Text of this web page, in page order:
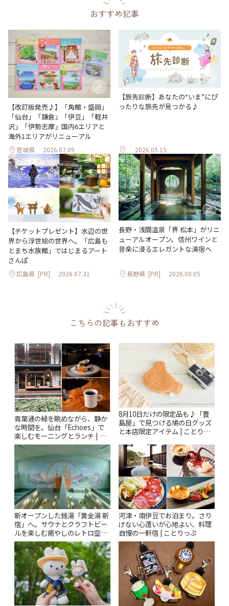
おすすめ記事
【改訂版発売♪】「角館・盛岡」
「仙台」「鎌倉」「伊豆」「軽井
沢」「伊勢志摩」国内6エリアと
海外1エリアがリニューアル
宮城県 2026.07.09
【旅先診断】あなたの“いま”にぴ
ったりな旅先が見つかる♪
2026.05.15
【チケットプレゼント】水辺の世
界から浮世絵の世界へ。「広島も
とまち水族館」ではじまるアート
さんぽ
広島県 [PR] 2026.07.31
長野・浅間温泉「界 松本」がリニ
ューアルオープン。信州ワインと
音楽に浸るエレガントな湯宿へ
長野県 [PR] 2026.08.05
こちらの記事もおすすめ
青葉通の緑を眺めながら、静か
な時間を。仙台「Echoes」で
楽しむモーニングとランチ | こ
とりっぷ
8月10日だけの限定品も♪「豊
島屋」で見つける鳩の日グッズ
と本店限定アイテム | ことりっ
新オープンした銭湯「黄金湯 新
宿」へ。サウナとクラフトビー
ルを楽しむ癒やしのレトロ空間
| ことりっぷ
河津・南伊豆でお泊まり。さり
げない心遣いが心地よい、料理
自慢の一軒宿 | ことりっぷ